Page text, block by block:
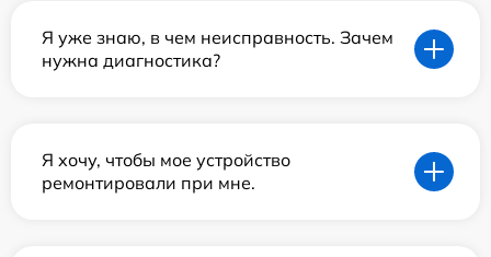
Я уже знаю, в чем неисправность. Зачем
нужна диагностика?
Я хочу, чтобы мое устройство
ремонтировали при мне.